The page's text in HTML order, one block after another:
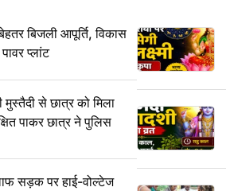
बिजली आपूर्ति, विकास
प्लांट
से छात्र को मिला
पाकर छात्र ने पुलिस
सड़क पर हाई-वोल्टेज